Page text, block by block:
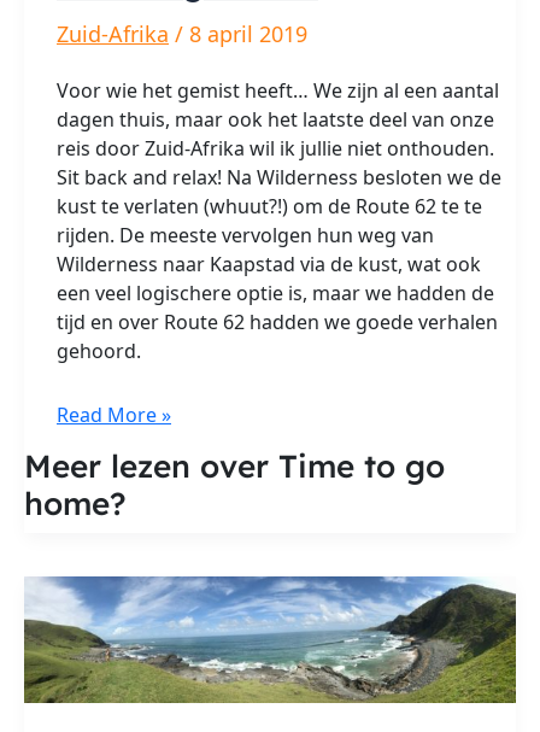
Zuid-Afrika / 8 april 2019
Voor wie het gemist heeft… We zijn al een aantal
dagen thuis, maar ook het laatste deel van onze
reis door Zuid-Afrika wil ik jullie niet onthouden.
Sit back and relax! Na Wilderness besloten we de
kust te verlaten (whuut?!) om de Route 62 te te
rijden. De meeste vervolgen hun weg van
Wilderness naar Kaapstad via de kust, wat ook
een veel logischere optie is, maar we hadden de
tijd en over Route 62 hadden we goede verhalen
gehoord.
Time
go
home
Read More »
Meer lezen over Time to go
home?